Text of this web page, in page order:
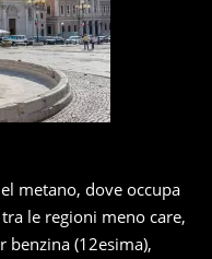
metano, dove occupa
le regioni meno care,
benzina (12esima),